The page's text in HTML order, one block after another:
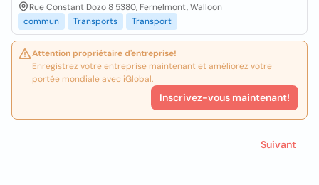
Rue Constant Dozo 8 5380, Fernelmont, Walloon
commun
Transports Transport
Attention propriétaire d'entreprise!
Enregistrez votre entreprise maintenant et améliorez votre
portée mondiale avec iGlobal.
Inscrivez-vous maintenant!
Suivant